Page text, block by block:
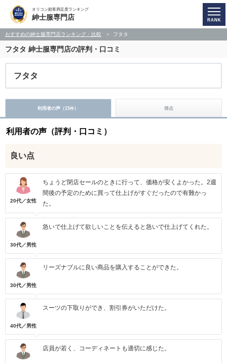
オリコン顧客満足度ランキング
紳士服専門店
おすすめの紳士服専門店ランキング・比較 フタタ
フタタ 紳士服専門店の評判・口コミ
フタタ
利用者の声（15件） 得点
利用者の声（評判・口コミ）
良い点
20代／女性
ちょうど閉店セールのときに行って、価格が安くよかった。2週
間後の予定のために買って仕上げがすぐだったので有難かっ
た。
30代／男性
急いで仕上げて欲しいことを伝えると急いで仕上げてくれた。
30代／男性
リーズナブルに良い商品を購入することができた。
40代／男性
スーツの下取りができ、割引券がいただけた。
店員が若く、コーディネートも適切に感じた。